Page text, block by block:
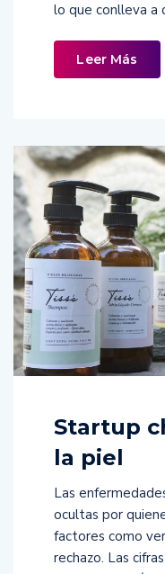
lo que conlleva a
Leer Más
Startup
la piel
Las
ocultas por
factores como
rechazo. Las